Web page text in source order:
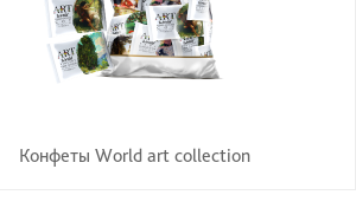
Конфеты World art collection